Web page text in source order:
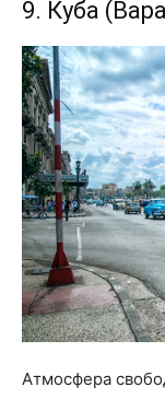
9. Куба
Атмосфера